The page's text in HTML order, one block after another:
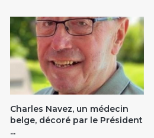
Charles Navez, un médecin
belge, décoré par le Président
...